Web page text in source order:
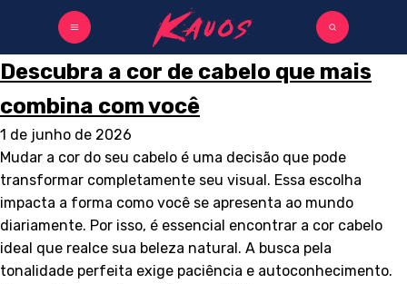
Descubra a cor de cabelo que mais
combina com você
1 de junho de 2026
Mudar a cor do seu cabelo é uma decisão que pode
transformar completamente seu visual. Essa escolha
impacta a forma como você se apresenta ao mundo
diariamente. Por isso, é essencial encontrar a cor cabelo
ideal que realce sua beleza natural. A busca pela
tonalidade perfeita exige paciência e autoconhecimento.